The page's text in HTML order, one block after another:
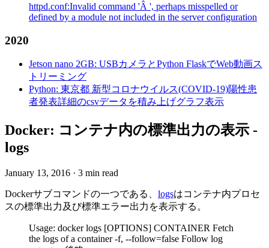
httpd.conf:Invalid command 'Â ', perhaps misspelled or
defined by a module not included in the server configuration
2020
Jetson nano 2GB: USBカメラとPython FlaskでWeb動画ス
トリーミング
Python: 東京都 新型コロナウイルス(COVID-19)陽性患
者発表詳細のcsvデータを積み上げグラフ表示
Docker: コンテナ内の標準出力の表示 -
logs
January 13, 2016 · 3 min read
Dockerサブコマンドの一つである、 logsはコンテナ内プロセ
スの標準出力及び標準エラー出力を表示する。
Usage: docker logs [OPTIONS] CONTAINER Fetch
the logs of a container -f, --follow=false Follow log